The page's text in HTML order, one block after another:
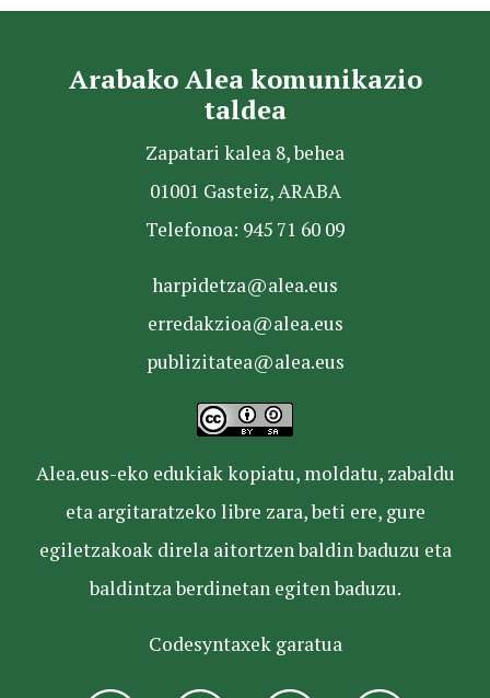
Arabako Alea komunikazio
taldea
Zapatari kalea 8, behea
01001 Gasteiz, ARABA
Telefonoa: 945 71 60 09
harpidetza@alea.eus
erredakzioa@alea.eus
publizitatea@alea.eus
Alea.eus-eko edukiak kopiatu, moldatu, zabaldu
eta argitaratzeko libre zara, beti ere, gure
egiletzakoak direla aitortzen baldin baduzu eta
baldintza berdinetan egiten baduzu.
Codesyntaxek garatua